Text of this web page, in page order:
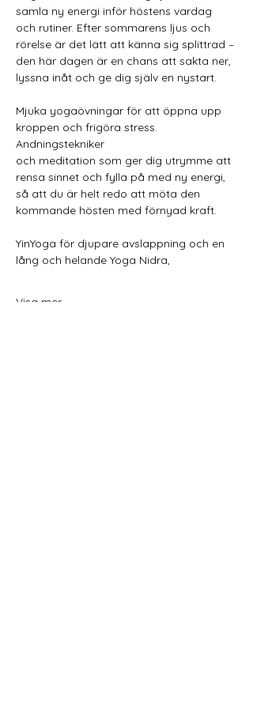
samla ny energi inför höstens vardag
och rutiner. Efter sommarens ljus och
rörelse är det lätt att känna sig splittrad –
den här dagen är en chans att sakta ner,
lyssna inåt och ge dig själv en nystart.
Mjuka yogaövningar för att öppna upp
kroppen och frigöra stress.
Andningstekniker
och meditation som ger dig utrymme att
rensa sinnet och fylla på med ny energi,
så att du är helt redo att möta den
kommande hösten med förnyad kraft.
YinYoga för djupare avslappning och en
lång och helande Yoga Nidra,
Visa mer